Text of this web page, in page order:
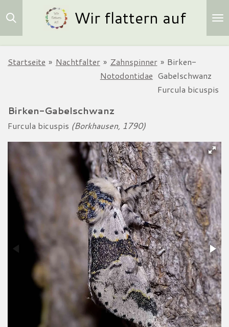
Zum
Hauptinhalt
Wir flattern auf
Startseite » Nachtfalter » Zahnspinner
Notodontidae
» Birken-
Gabelschwanz
Furcula bicuspis
Birken-Gabelschwanz
Furcula bicuspis (Borkhausen, 1790)